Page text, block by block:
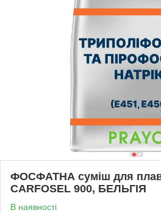
ФОСФАТНА суміш для
CARFOSEL 900, БЕЛЬГІЯ
В наявності